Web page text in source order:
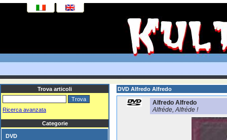
Trova articoli
Ricerca avanzata
Categorie
DVD
DVD Alfredo Alfredo
Alfredo Alfredo
Alfréde, Alfréde !